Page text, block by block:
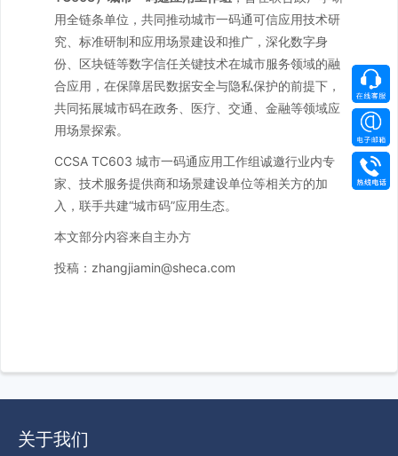
用全链条单位，共同推动城市一码通可信应用技术研
究、标准研制和应用场景建设和推广，深化数字身
份、区块链等数字信任关键技术在城市服务领域的融
合应用，在保障居民数据安全与隐私保护的前提下，
共同拓展城市码在政务、医疗、交通、金融等领域应
用场景探索。
CCSA TC603 城市一码通应用工作组诚邀行业内专
家、技术服务提供商和场景建设单位等相关方的加
入，联手共建“城市码”应用生态。
本文部分内容来自主办方
投稿：zhangjiamin@sheca.com
关于我们